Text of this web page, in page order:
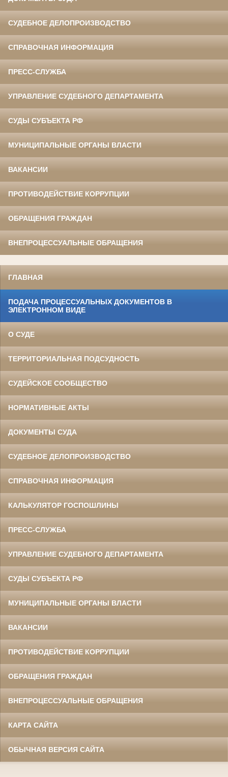
СУДЕБНОЕ ДЕЛОПРОИЗВОДСТВО
СПРАВОЧНАЯ ИНФОРМАЦИЯ
ПРЕСС-СЛУЖБА
УПРАВЛЕНИЕ СУДЕБНОГО ДЕПАРТАМЕНТА
СУДЫ СУБЪЕКТА РФ
МУНИЦИПАЛЬНЫЕ ОРГАНЫ ВЛАСТИ
ВАКАНСИИ
ПРОТИВОДЕЙСТВИЕ КОРРУПЦИИ
ОБРАЩЕНИЯ ГРАЖДАН
ВНЕПРОЦЕССУАЛЬНЫЕ ОБРАЩЕНИЯ
ГЛАВНАЯ
ПОДАЧА ПРОЦЕССУАЛЬНЫХ ДОКУМЕНТОВ В
ЭЛЕКТРОННОМ ВИДЕ
О СУДЕ
ТЕРРИТОРИАЛЬНАЯ ПОДСУДНОСТЬ
СУДЕЙСКОЕ СООБЩЕСТВО
НОРМАТИВНЫЕ АКТЫ
ДОКУМЕНТЫ СУДА
СУДЕБНОЕ ДЕЛОПРОИЗВОДСТВО
СПРАВОЧНАЯ ИНФОРМАЦИЯ
КАЛЬКУЛЯТОР ГОСПОШЛИНЫ
ПРЕСС-СЛУЖБА
УПРАВЛЕНИЕ СУДЕБНОГО ДЕПАРТАМЕНТА
СУДЫ СУБЪЕКТА РФ
МУНИЦИПАЛЬНЫЕ ОРГАНЫ ВЛАСТИ
ВАКАНСИИ
ПРОТИВОДЕЙСТВИЕ КОРРУПЦИИ
ОБРАЩЕНИЯ ГРАЖДАН
ВНЕПРОЦЕССУАЛЬНЫЕ ОБРАЩЕНИЯ
КАРТА САЙТА
ОБЫЧНАЯ ВЕРСИЯ САЙТА